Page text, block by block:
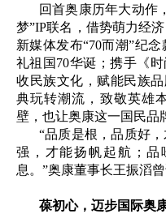
回首奥康历年大动作
梦”IP联名，借势萌力经
新媒体发布“70而潮”纪
礼祖国70华诞；携手《
收民族文化，赋能民族
典玩转潮流，致敬英雄
壁，也让奥康这一国民品
“品质是根，品质好
强，才能扬帆起航；品
息。”奥康董事长王振滔曾
葆初心，迈步国际奥